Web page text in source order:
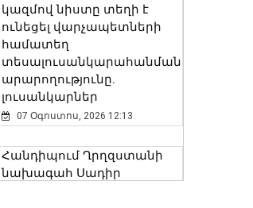
կազմով նիստը տեղի է
ունեցել վարչապետների
համատեղ
տեսալուսանկարահանման
արարողությունը.
լուսանկարներ
07 Օգոստոս, 2026 12:13
Հանդիպում Ղրղզստանի
նախագահ Սադիր